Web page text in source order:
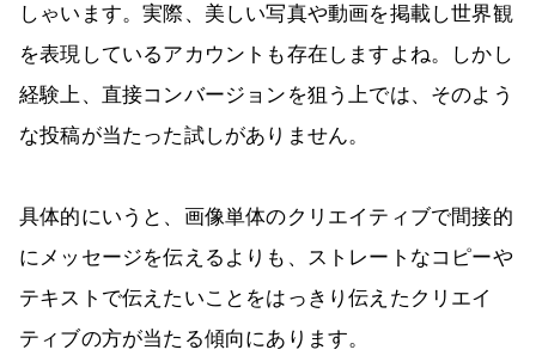
しゃいます。実際、美しい写真や動画を掲載し世界観
を表現しているアカウントも存在しますよね。しかし
経験上、直接コンバージョンを狙う上では、そのよう
な投稿が当たった試しがありません。
具体的にいうと、画像単体のクリエイティブで間接的
にメッセージを伝えるよりも、ストレートなコピーや
テキストで伝えたいことをはっきり伝えたクリエイ
ティブの方が当たる傾向にあります。